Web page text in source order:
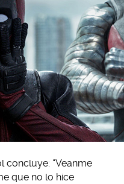
concluye: “Veanme
que no lo hice